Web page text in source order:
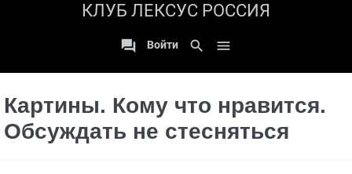
КЛУБ ЛЕКСУС РОССИЯ
 Войти search 
Картины. Кому что нравится.
Обсуждать не стесняться